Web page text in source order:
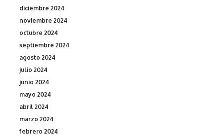
diciembre 2024
noviembre 2024
octubre 2024
septiembre 2024
agosto 2024
julio 2024
junio 2024
mayo 2024
abril 2024
marzo 2024
febrero 2024